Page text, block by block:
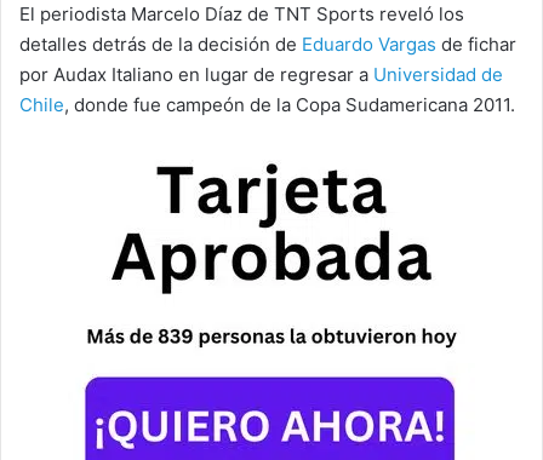
El periodista Marcelo Díaz de TNT Sports reveló los
detalles detrás de la decisión de Eduardo Vargas de fichar
por Audax Italiano en lugar de regresar a Universidad de
Chile, donde fue campeón de la Copa Sudamericana 2011.